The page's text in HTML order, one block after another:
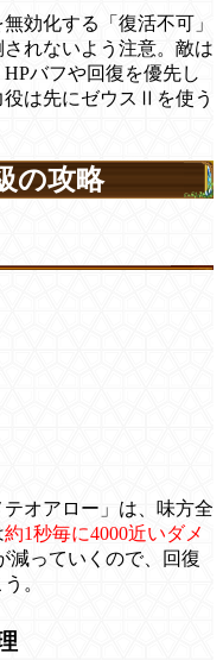
効化する「復活不可」
れないよう注意。敵は
バフや回復を優先し
は先にゼウスⅡを使う
の攻略
オアロー」は、味方全
約1秒毎に4000近いダメ
減っていくので、回復
。